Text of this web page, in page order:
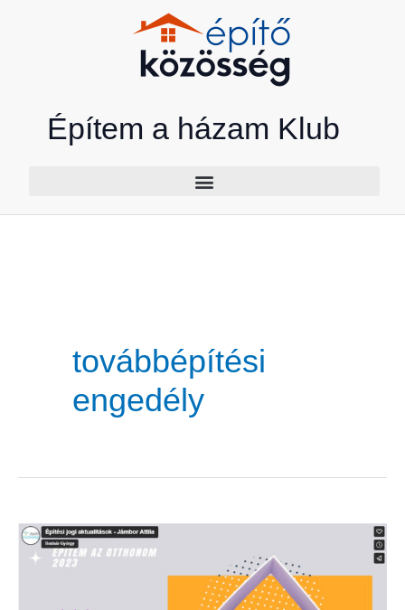
Építem a házam Klub
továbbépítési
engedély
Építési
jogi